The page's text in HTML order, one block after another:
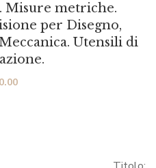
Misure metriche.
per Disegno,
Utensili di